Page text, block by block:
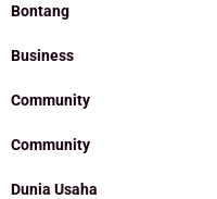
Bontang
Business
Community
Community
Dunia Usaha